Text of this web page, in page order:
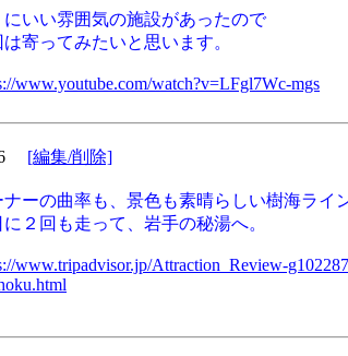
にいい雰囲気の施設があったので
は寄ってみたいと思います。
www.youtube.com/watch?v=LFgl7Wc-mgs
[編集/削除]
ナーの曲率も、景色も素晴らしい樹海ライ
２回も走って、岩手の秘湯へ。
www.tripadvisor.jp/Attraction_Review-